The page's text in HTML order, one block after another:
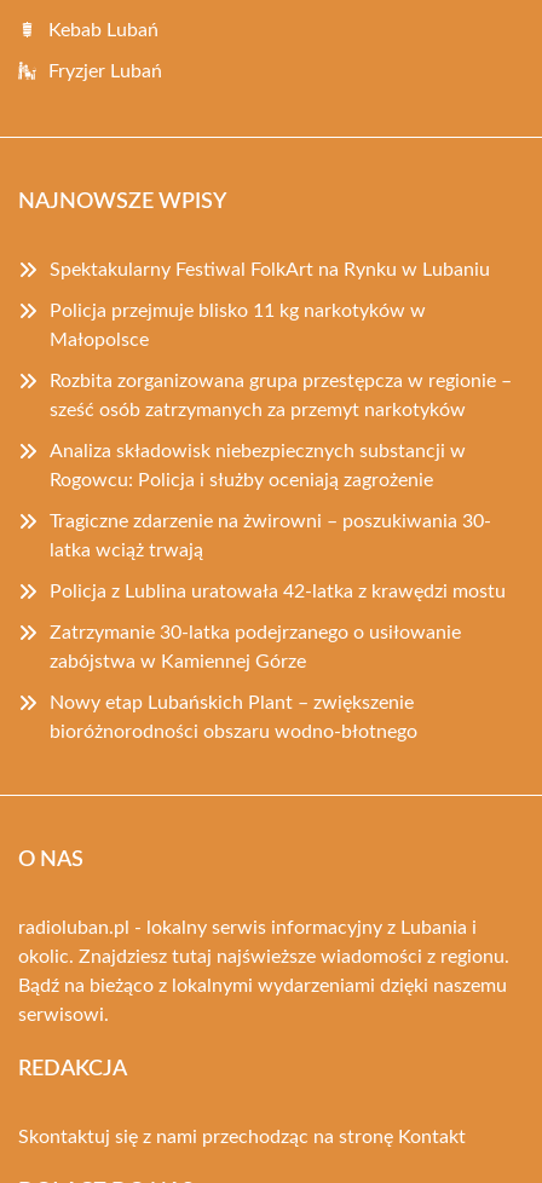
Kebab Lubań
Fryzjer Lubań
NAJNOWSZE WPISY
Spektakularny Festiwal FolkArt na Rynku w Lubaniu
Policja przejmuje blisko 11 kg narkotyków w
Małopolsce
Rozbita zorganizowana grupa przestępcza w regionie –
sześć osób zatrzymanych za przemyt narkotyków
Analiza składowisk niebezpiecznych substancji w
Rogowcu: Policja i służby oceniają zagrożenie
Tragiczne zdarzenie na żwirowni – poszukiwania 30-
latka wciąż trwają
Policja z Lublina uratowała 42-latka z krawędzi mostu
Zatrzymanie 30-latka podejrzanego o usiłowanie
zabójstwa w Kamiennej Górze
Nowy etap Lubańskich Plant – zwiększenie
bioróżnorodności obszaru wodno-błotnego
O NAS
radioluban.pl - lokalny serwis informacyjny z Lubania i
okolic. Znajdziesz tutaj najświeższe wiadomości z regionu.
Bądź na bieżąco z lokalnymi wydarzeniami dzięki naszemu
serwisowi.
REDAKCJA
Skontaktuj się z nami przechodząc na stronę Kontakt